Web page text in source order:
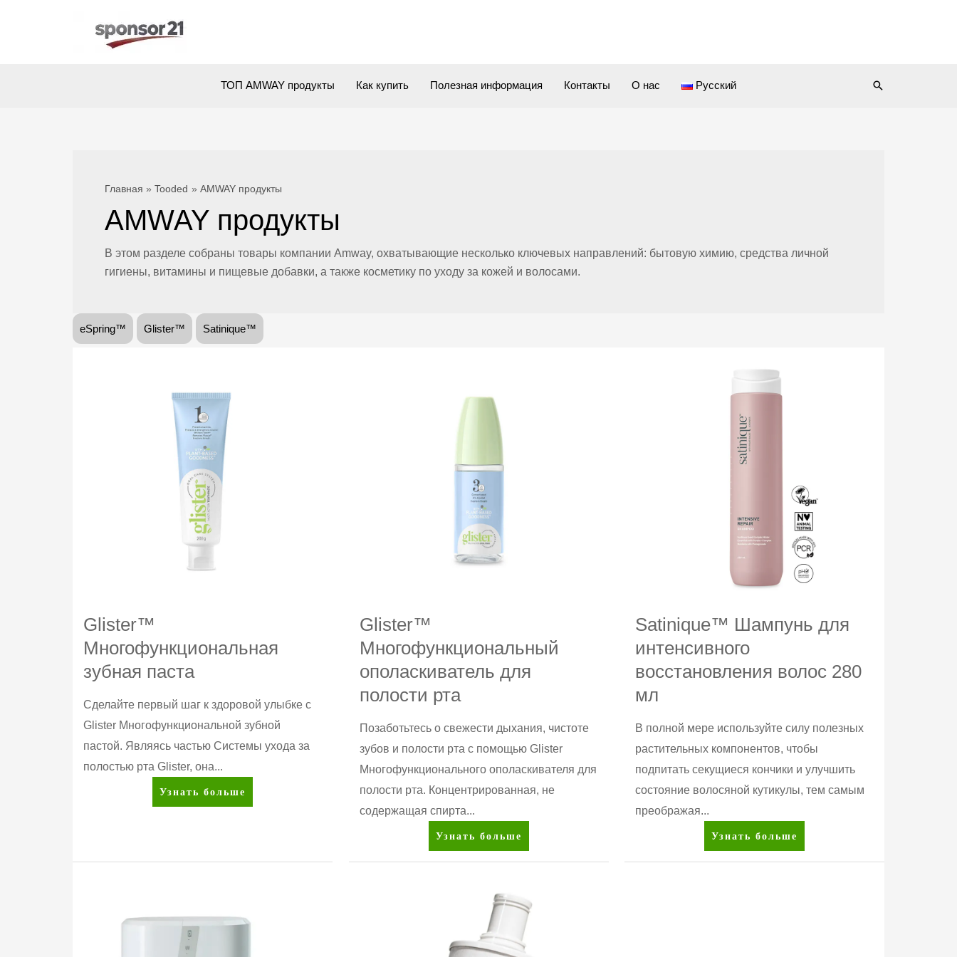
ТОП AMWAY продукты Как купить Полезная информация Контакты О нас Русский Поиск
Главная Tooded AMWAY продукты
AMWAY продукты
В этом разделе собраны товары компании Amway, охватывающие несколько ключевых направлений: бытовую химию, средства личной
гигиены, витамины и пищевые добавки, а также косметику по уходу за кожей и волосами.
eSpring™ Glister™ Satinique™
Glister™
Многофункциональная
зубная паста
Сделайте первый шаг к здоровой улыбке с
Glister Многофункциональной зубной
пастой. Являясь частью Системы ухода за
полостью рта Glister, она...
Glister™
Многофункциональная
Узнать больше
Glister™
Многофункциональный
ополаскиватель для
полости рта
Позаботьтесь о свежести дыхания, чистоте
зубов и полости рта с помощью Glister
Многофункционального ополаскивателя для
полости рта. Концентрированная, не
содержащая спирта...
Glister™
Многофункциональный
Узнать больше
Satinique™ Шампунь для
интенсивного
восстановления волос 280
мл
В полной мере используйте силу полезных
растительных компонентов, чтобы
подпитать секущиеся кончики и улучшить
состояние волосяной кутикулы, тем самым
преображая...
Satinique™
Шампунь
Узнать больше